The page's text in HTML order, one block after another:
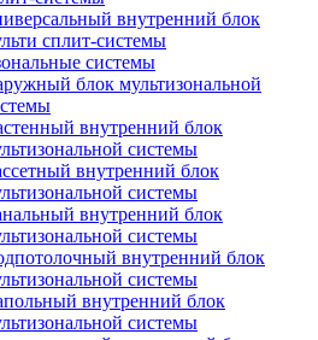
внутренний блок
сплит-системы
системы
блок мультизональной
внутренний блок
системы
внутренний блок
системы
внутренний блок
системы
внутренний блок
системы
внутренний блок
системы